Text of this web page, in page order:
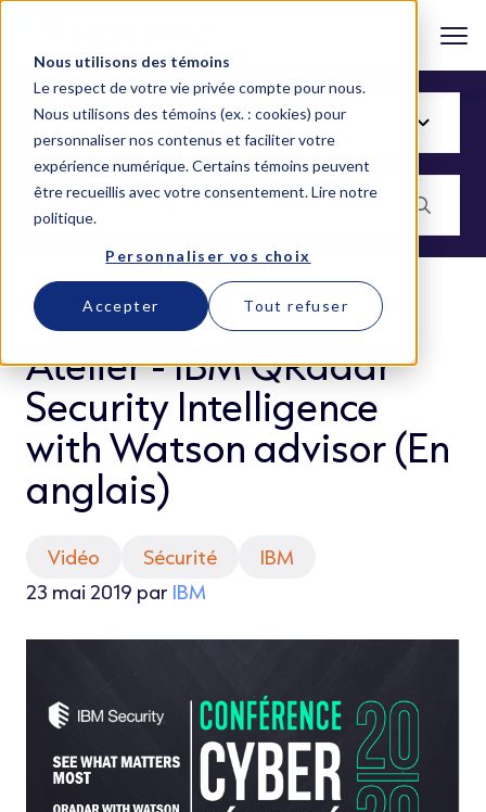
Nous utilisons des témoins
Le respect de votre vie privée compte pour nous.
Nous utilisons des témoins (ex. : cookies) pour
personnaliser nos contenus et faciliter votre
expérience numérique. Certains témoins peuvent
être recueillis avec votre consentement.Lire notre
politique.
Personnaliser vos choix
Accepter Tout refuser
BLOGUE
Atelier - IBM QRadar
Security Intelligence
with Watson advisor (En
anglais)
Vidéo Sécurité
IBM
23 mai 2019 par IBM